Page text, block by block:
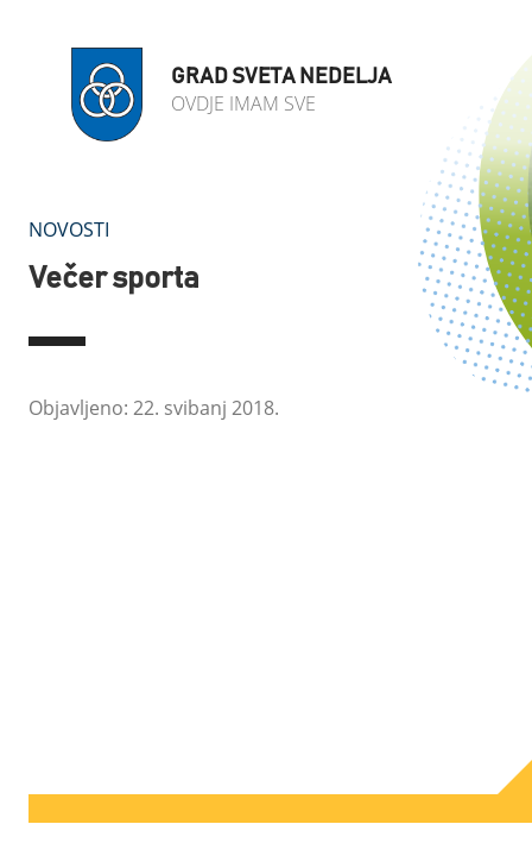
GRAD SVETA NEDELJA
OVDJE IMAM SVE
NOVOSTI
Večer sporta
Objavljeno: 22. svibanj 2018.